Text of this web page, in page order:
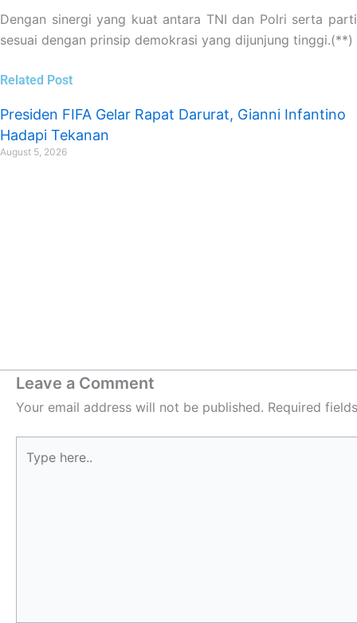
Dengan sinergi yang kuat antara TNI dan Polri serta
sesuai dengan prinsip demokrasi yang dijunjung tinggi.(**)
Related Post
Presiden FIFA Gelar Rapat Darurat, Gianni Infantino
Hadapi Tekanan
August 5, 2026
Leave a Comment
Your email address will not be published. Required
here..